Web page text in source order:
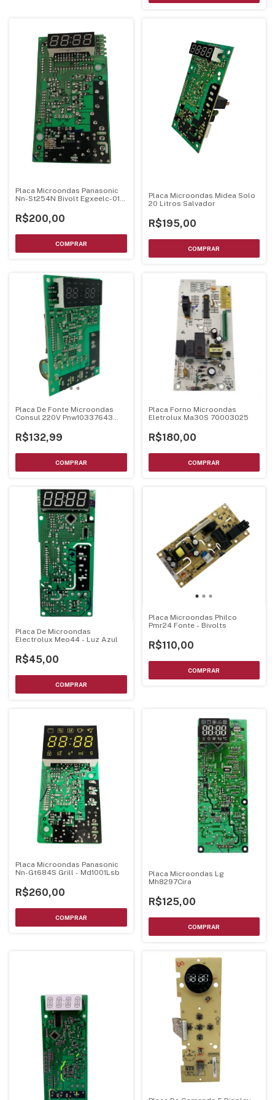
Placa Microondas Panasonic
Nn-St254N Bivolt Egxeelc-01-
R$200,00
Placa Microondas Midea Solo
20 Litros Salvador
R$195,00
Placa De Fonte Microondas
Consul 220V Pnw10337643
R$132,99
Placa Forno Microondas
Eletrolux Ma30S 70003025
R$180,00
Placa De Microondas
Electrolux Meo44 - Luz Azul
R$45,00
Placa Microondas Philco
Pmr24 Fonte - Bivolts
R$110,00
Placa Microondas Panasonic
Nn-Gt684S Grill - Md1001Lsb
R$260,00
Placa Microondas Lg
Mh8297Cira
R$125,00